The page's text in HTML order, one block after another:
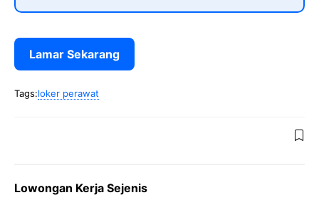
Lamar Sekarang
Tags:loker perawat
Lowongan Kerja Sejenis